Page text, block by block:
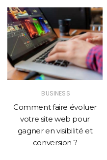
BUSINESS
Comment faire évoluer
votre site web pour
gagner en visibilité et
conversion ?